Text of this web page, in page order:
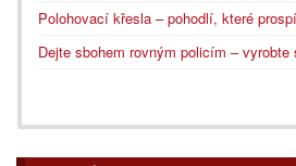
Polohovací křesla – pohodlí, které
Dejte sbohem rovným policím – vyrobte